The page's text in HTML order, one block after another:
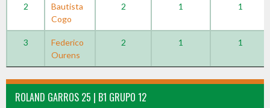
2
Bautista
Cogo
2 1 1
3
Federico
Ourens
2 1 1
ROLAND GARROS 25 | B1 GRUPO 12